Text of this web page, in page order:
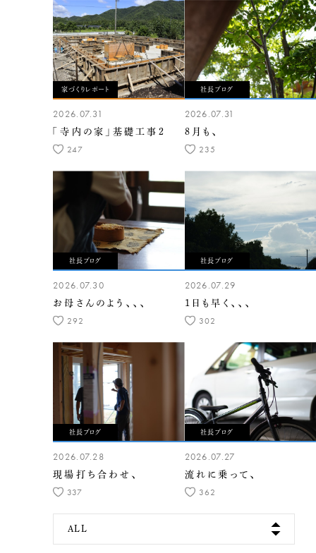
家づくりレポート
2026.07.31
「寺内の家」基礎工事2
247
社長ブログ
2026.07.31
8月も、
235
社長ブログ
2026.07.30
お母さんのよう、、、
292
社長ブログ
2026.07.29
1日も早く、、、
302
社長ブログ
2026.07.28
現場打ち合わせ、
337
社長ブログ
2026.07.27
流れに乗って、
362
ALL